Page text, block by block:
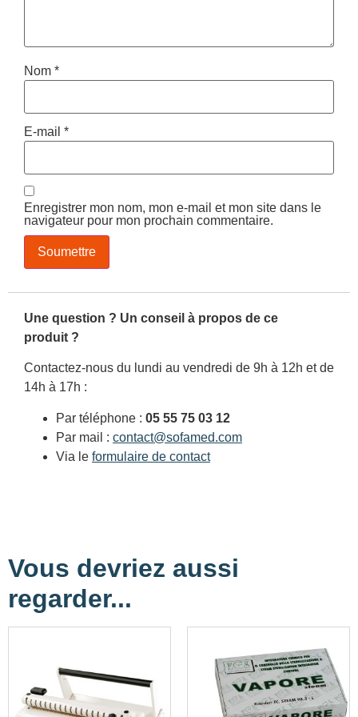
Nom *
E-mail *
Enregistrer mon nom, mon e-mail et mon site dans le
navigateur pour mon prochain commentaire.
Une question ? Un conseil à propos de ce
produit ?
Contactez-nous du lundi au vendredi de 9h à 12h et de
14h à 17h :
Par téléphone : 05 55 75 03 12
Par mail : contact@sofamed.com
Via le formulaire de contact
Vous devriez aussi
regarder...